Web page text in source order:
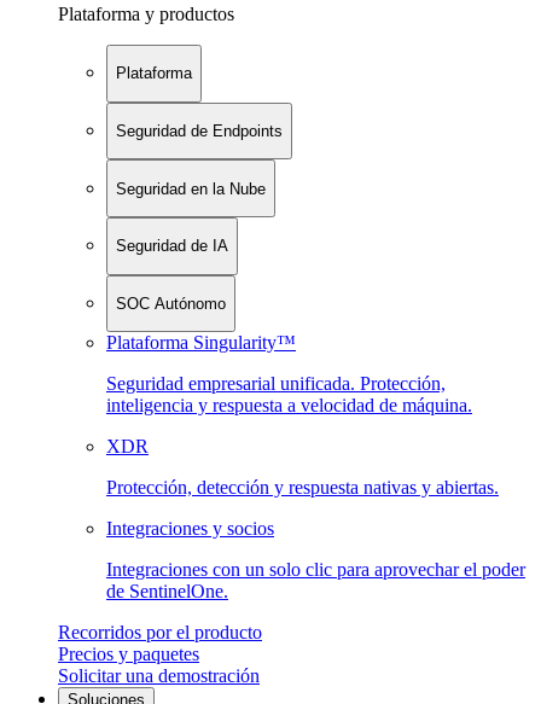
Plataforma y productos
Plataforma
Seguridad de Endpoints
Seguridad en la Nube
Seguridad de IA
SOC Autónomo
Plataforma Singularity™
Seguridad empresarial unificada. Protección,
inteligencia y respuesta a velocidad de máquina.
XDR
Protección, detección y respuesta nativas y abiertas.
Integraciones y socios
Integraciones con un solo clic para aprovechar el poder
de SentinelOne.
Recorridos por el producto
Precios y paquetes
Solicitar una demostración
Soluciones